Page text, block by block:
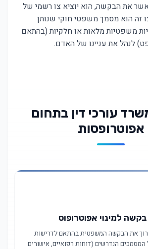
את הבקשה, הוא יוציא צו רשמי של
זה הוא מסמך משפטי חוקי שנותן
משפטיות מלאות או חלקיות (בהתאם
לנהל את עניינו של האדם.
עורכי דין בתחום
אפוטרופסות
למינוי אפוטרופוס
את הבקשה המשפטית בהתאם לדרישות
המסמכים הנדרשים (דוחות רפואיים, אישורים